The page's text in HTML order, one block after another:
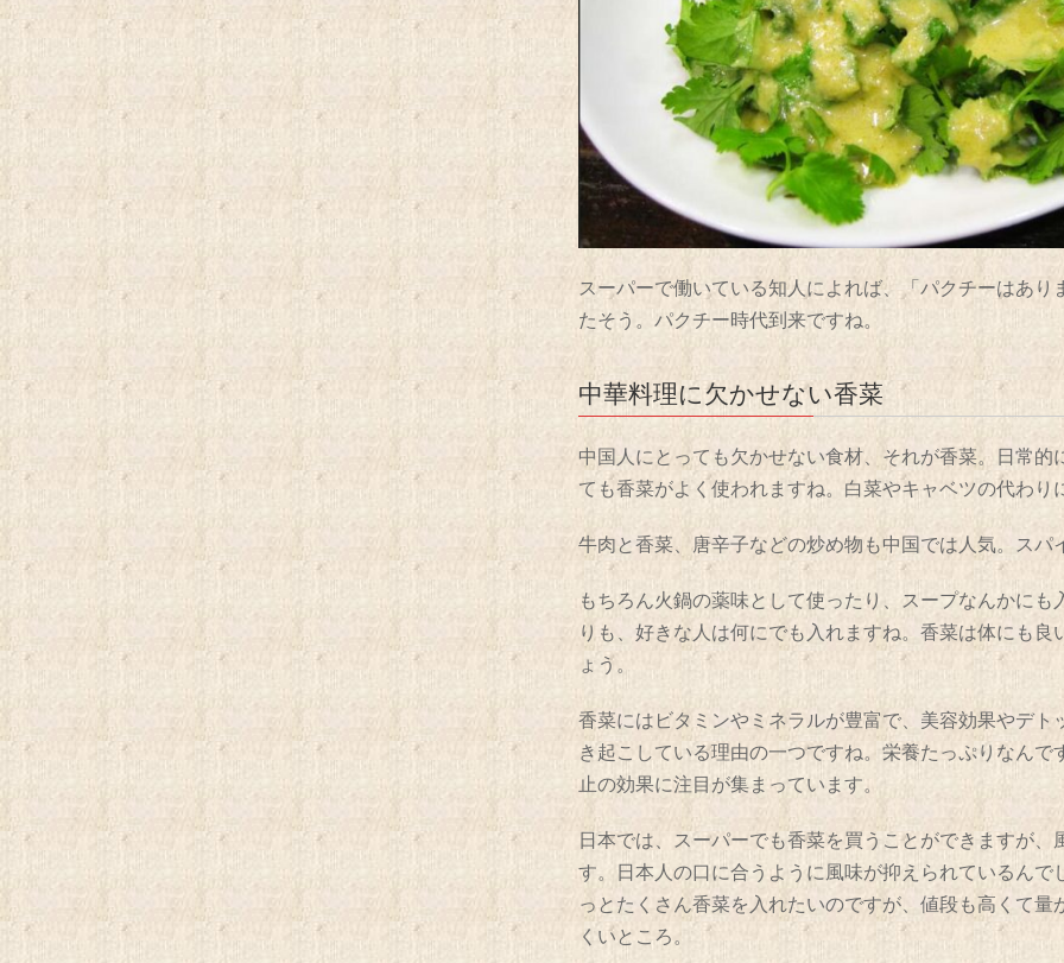
スーパーで働いている知人によれば、「パクチーはあ
たそう。パクチー時代到来ですね。
中華料理に欠かせない香菜
中国人にとっても欠かせない食材、それが香菜。日常的
ても香菜がよく使われますね。白菜やキャベツの代わり
牛肉と香菜、唐辛子などの炒め物も中国では人気。スパ
もちろん火鍋の薬味として使ったり、スープなんかに
りも、好きな人は何にでも入れますね。香菜は体にも
ょう。
香菜にはビタミンやミネラルが豊富で、美容効果やデト
き起こしている理由の一つですね。栄養たっぷりなん
止の効果に注目が集まっています。
日本では、スーパーでも香菜を買うことができますが
す。日本人の口に合うように風味が抑えられているんで
っとたくさん香菜を入れたいのですが、値段も高くて
くいところ。